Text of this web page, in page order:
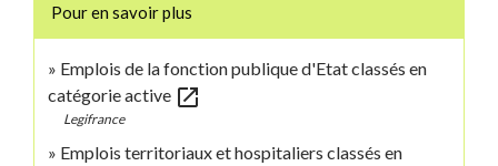
Pour en savoir plus
Emplois de la fonction publique d'Etat classés en
catégorie active open_in_new
Legifrance
Emplois territoriaux et hospitaliers classés en